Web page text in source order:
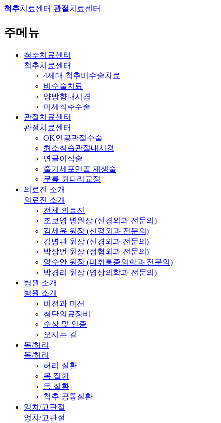
척추치료센터 관절 치료센터
주메뉴
척추치료센터
척추치료센터
4세대 척추비수술치료
비수술치료
양방향내시경
미세척추수술
관절치료센터
관절치료센터
OK인공관절수술
최소침습관절내시경
연골이식술
줄기세포연골 재생술
무릎 휜다리교정
의료진 소개
의료진 소개
전체 의료진
조보영 병원장 (신경외과 전문의)
김세윤 원장 (신경외과 전문의)
김병관 원장 (신경외과 전문의)
박상언 원장 (정형외과 전문의)
양수안 원장 (마취통증의학과 전문의)
박경리 원장 (영상의학과 전문의)
병원 소개
병원 소개
비전과 미션
첨단의료장비
수상 및 인증
오시는 길
목/허리
목/허리
허리 질환
목 질환
등 질환
척추 공통질환
엉치/고관절
엉치/고관절